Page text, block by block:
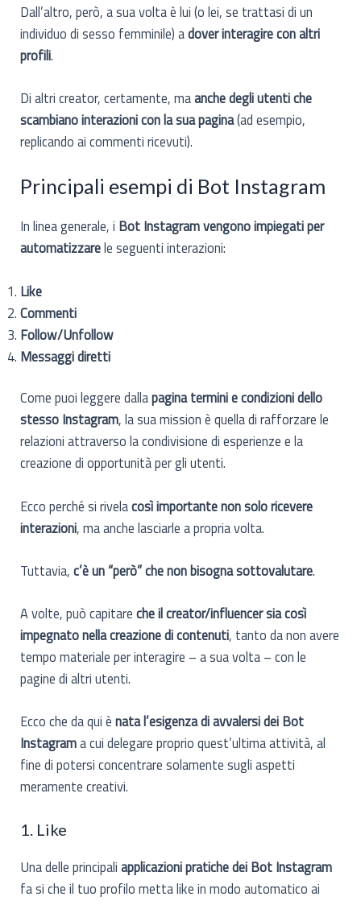
Dall’altro, però, a sua volta è lui (o lei, se trattasi di un
individuo di sesso femminile) adover interagire con altri
profili.
Di altri creator, certamente, maanche degli utenti che
scambiano interazioni con la sua pagina(ad esempio,
replicando ai commenti ricevuti).
Principali esempi di Bot Instagram
In linea generale, i Bot Instagram vengono impiegati per
automatizzarele seguenti interazioni:
Like
Commenti
Follow/Unfollow
Messaggi diretti
Come puoi leggere dallapagina termini e condizioni dello
stesso Instagram, la sua mission è quella di rafforzare le
relazioni attraverso la condivisione di esperienze e la
creazione di opportunità per gli utenti.
Ecco perché si rivelacosì importante non solo ricevere
interazioni, ma anche lasciarle a propria volta.
Tuttavia,c’è un “però” che non bisogna sottovalutare.
A volte, può capitareche il creator/influencer sia così
impegnato nella creazione di contenuti, tanto da non avere
tempo materiale per interagire – a sua volta – con le
pagine di altri utenti.
Ecco che da qui ènata l’esigenza di avvalersi dei Bot
Instagrama cui delegare proprio quest’ultima attività, al
fine di potersi concentrare solamente sugli aspetti
meramente creativi.
1. Like
Una delle principaliapplicazioni pratiche dei Bot Instagram
fa si che il tuo profilo metta like in modo automatico ai